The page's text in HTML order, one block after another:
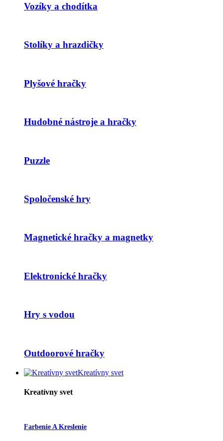
Vozíky a chodítka
Stolíky a hrazdičky
Plyšové hračky
Hudobné nástroje a hračky
Puzzle
Spoločenské hry
Magnetické hračky a magnetky
Elektronické hračky
Hry s vodou
Outdoorové hračky
Kreatívny svet
Kreatívny svet
Farbenie A Kreslenie